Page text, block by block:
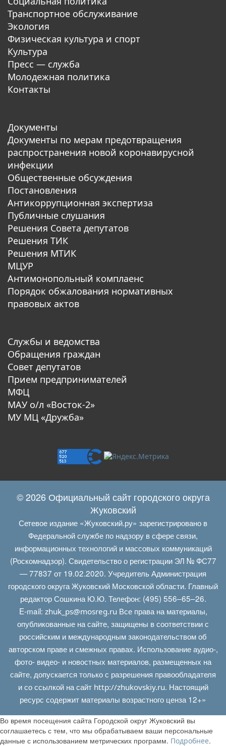
Транспортное обслуживание
Экология
Физическая культура и спорт
Культура
Пресс — служба
Молодежная политика
Контакты
Документы
Документы по мерам предотвращения
распространения новой коронавирусной
инфекции
Общественные обсуждения
Постановления
Антикоррупционная экспертиза
Публичные слушания
Решения Совета депутатов
Решения ТИК
Решения МТИК
МЦУР
Антимонопольный комплаенс
Порядок обжалования нормативных
правовых актов
Службы и ведомства
Обращения граждан
Совет депутатов
Прием предпринимателей
МФЦ
МАУ о/л «Восток-2»
МУ МЦ «Дружба»
© 2026 Официальный сайт городского округа
Жуковский
Сетевое издание «Жуковский.ру» зарегистрировано в
Федеральной службе по надзору в сфере связи,
информационных технологий и массовых коммуникаций
(Роскомнадзор). Свидетельство о регистрации ЭЛ № ФС77
— 77837 от 19.02.2020. Учредитель Администрация
городского округа Жуковский Московской области. Главный
редактор Сошкина Ю.Ю. Телефон: (495) 556–65–26.
E‑mail: zhuk_ps@mosreg.ruВсе права на материалы,
опубликованные на сайте, защищены в соответствии с
российским и международным законодательством об
авторском праве и смежных правах. Использование аудио-,
фото- видео- и новостных материалов, размещенных на
сайте, допускается только с разрешения правообладателя
и со ссылкой на сайт http://zhukovskiy.ru. Настоящий
ресурс содержит материалы возрастного ценза 12+»
Во время посещения сайта Городской округ Жуковский вы
соглашаетесь с тем, что мы обрабатываем ваши персональные
данные с использованием метрических программ. Подробнее.